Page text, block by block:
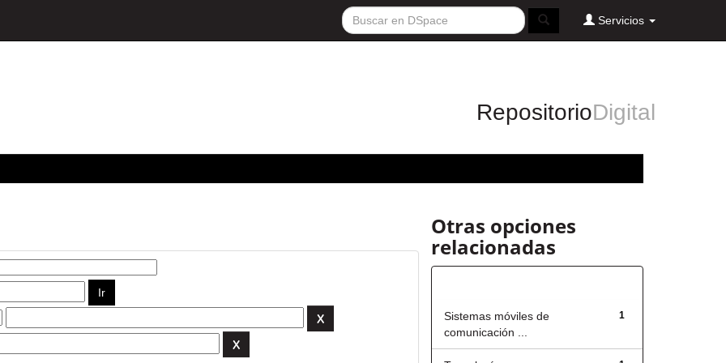
Servicios
RepositorioDigital
Otras opciones
relacionadas
1
Sistemas móviles de
comunicación ...